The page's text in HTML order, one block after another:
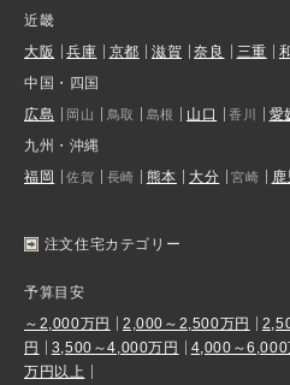
近畿
大阪
兵庫 京都 滋賀 奈良 三重
中国・四国
広島
岡山 鳥取 島根 山口 香川 愛
九州・沖縄
福岡
佐賀 長崎 熊本 大分 宮崎 鹿
注文住宅カテゴリー
予算目安
～2,000万円
2,000～2,500万円
円
3,500～4,000万円 4,000～6,000
万円以上